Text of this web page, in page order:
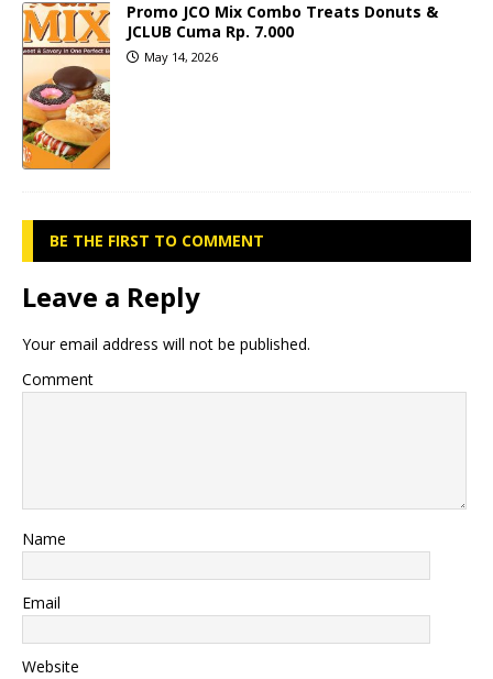
Promo JCO Mix Combo Treats Donuts &
JCLUB Cuma Rp. 7.000
May 14, 2026
BE THE FIRST TO COMMENT
Leave a Reply
Your email address will not be published.
Comment
Name
Email
Website